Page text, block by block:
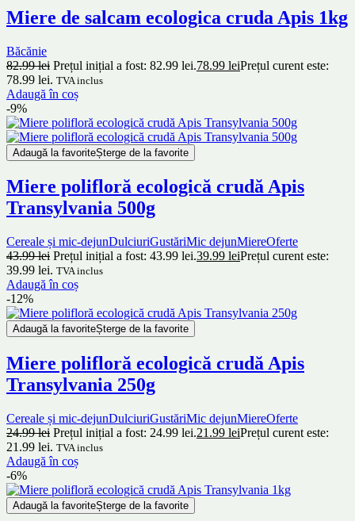
Miere de salcam ecologica cruda Apis 1kg
Băcănie
82.99lei Prețul inițial a fost: 82.99 lei.78.99 leiPrețul curent este:
78.99 lei. TVA inclus
Adaugă în coș
-9%
Adaugă la favoriteȘterge de la favorite
Miere polifloră ecologică crudă Apis
Transylvania 500g
Cereale și mic-dejunDulciuriGustăriMic dejunMiereOferte
43.99lei Prețul inițial a fost: 43.99 lei.39.99 leiPrețul curent este:
39.99 lei. TVA inclus
Adaugă în coș
-12%
Adaugă la favoriteȘterge de la favorite
Miere polifloră ecologică crudă Apis
Transylvania 250g
Cereale și mic-dejunDulciuriGustăriMic dejunMiereOferte
24.99lei Prețul inițial a fost: 24.99 lei.21.99 leiPrețul curent este:
21.99 lei. TVA inclus
Adaugă în coș
-6%
Adaugă la favoriteȘterge de la favorite